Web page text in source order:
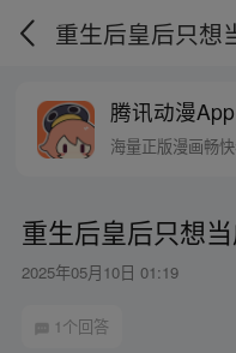
腾讯动漫App
海量正版漫画畅
重生后皇后只想
2025年05月10日 01:19
1个回答